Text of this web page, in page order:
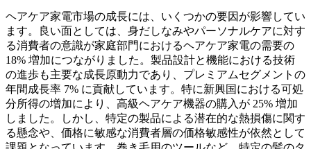
ヘアケア家電市場の成長には、いくつかの要因が影響してい
ます。良い面としては、身だしなみやパーソナルケアに対す
る消費者の意識が家庭部門におけるヘアケア家電の需要の
18% 増加につながりました。製品設計と機能における技術
の進歩も主要な成長原動力であり、プレミアムセグメントの
年間成長率 7% に貢献しています。特に新興国における可処
分所得の増加により、高級ヘアケア機器の購入が 25% 増加
しました。しかし、特定の製品による潜在的な熱損傷に関す
る懸念や、価格に敏感な消費者層の価格敏感性が依然として